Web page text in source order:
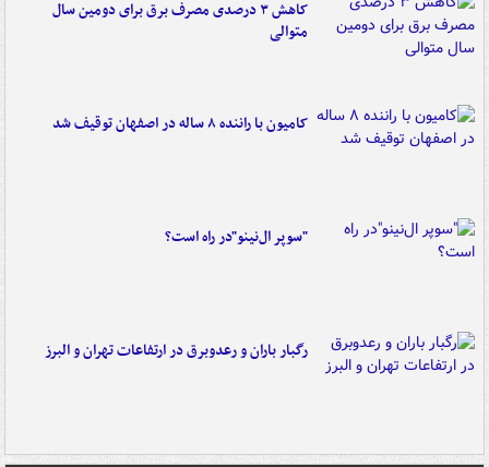
کاهش ۳ درصدی مصرف برق برای دومین سال
متوالی
کامیون با راننده ۸ ساله در اصفهان توقیف شد
"سوپر ال‌نینو"در راه است؟
رگبار باران و رعدوبرق در ارتفاعات تهران و البرز